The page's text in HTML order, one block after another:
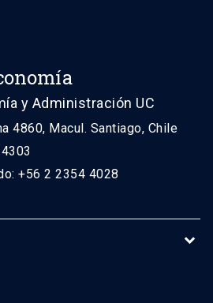
y Administración UC
4860, Macul. Santiago, Chile
+56 2 2354 4028